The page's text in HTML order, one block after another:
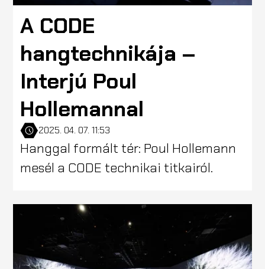
A CODE
hangtechnikája –
Interjú Poul
Hollemannal
2025. 04. 07. 11:53
Hanggal formált tér: Poul Hollemann
mesél a CODE technikai titkairól.